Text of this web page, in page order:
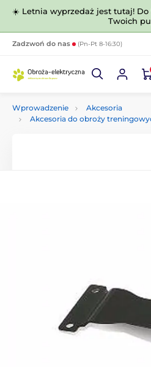
☀️ Letnia wyprzedaż jest tutaj! Do
Twoich
Zadzwoń do nas (Pn-Pt 8-16:30)
Wprowadzenie
Akcesoria
Akcesoria do obroży